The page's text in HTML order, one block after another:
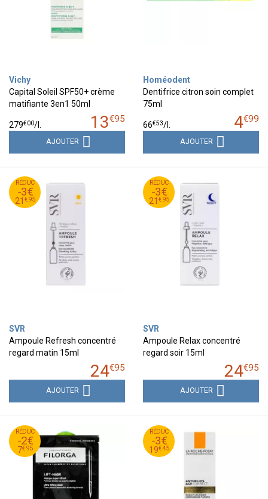
Vichy
Capital Soleil SPF50+ crème
matifiante 3en1 50ml
13€95
279€00/l.
AJOUTER
Homéodent
Dentifrice citron soin complet
75ml
4€99
66€53/l.
AJOUTER
RÉDUC
-3€
21 €95
24
€
95
21
€
95
SVR
Ampoule Refresh concentré
regard matin 15ml
24€95
AJOUTER
RÉDUC
-3€
21 €95
24
€
95
21
€
95
SVR
Ampoule Relax concentré
regard soir 15ml
24€95
AJOUTER
RÉDUC
-2€
7€95
9
€
95
7
€
95
RÉDUC
-3€
19€45
22
€
45
19
€
45